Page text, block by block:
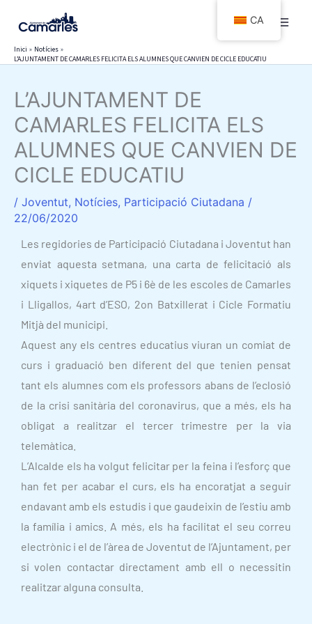
contingut
Inici
Notícies
L’AJUNTAMENT DE CAMARLES FELICITA ELS ALUMNES QUE CANVIEN DE CICLE EDUCATIU
L’AJUNTAMENT DE
CAMARLES FELICITA ELS
ALUMNES QUE CANVIEN DE
CICLE EDUCATIU
/ Joventut, Notícies, Participació Ciutadana /
22/06/2020
Les regidories de Participació Ciutadana i Joventut han
enviat aquesta setmana, una carta de felicitació als
xiquets i xiquetes de P5 i 6è de les escoles de Camarles
i Lligallos, 4art d’ESO, 2on Batxillerat i Cicle Formatiu
Mitjà del municipi.
Aquest any els centres educatius viuran un comiat de
curs i graduació ben diferent del que tenien pensat
tant els alumnes com els professors abans de l’eclosió
de la crisi sanitària del coronavirus, que a més, els ha
obligat a realitzar el tercer trimestre per la via
telemàtica.
L’Alcalde els ha volgut felicitar per la feina i l’esforç que
han fet per acabar el curs, els ha encoratjat a seguir
endavant amb els estudis i que gaudeixin de l’estiu amb
la família i amics. A més, els ha facilitat el seu correu
electrònic i el de l’àrea de Joventut de l’Ajuntament, per
si volen contactar directament amb ell o necessitin
realitzar alguna consulta.
CA